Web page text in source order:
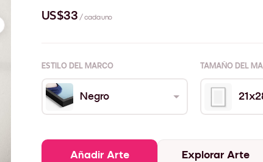
US$33 / cada uno
ESTILO DEL MARCO TAMAÑO DEL
Negro
Añadir Arte Explorar Arte